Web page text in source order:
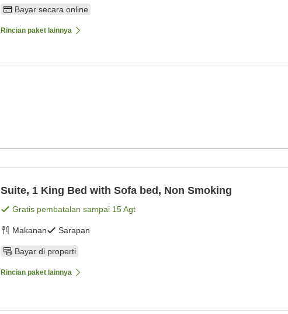
Bayar secara online
Rincian paket lainnya
Suite, 1 King Bed with Sofa bed, Non Smoking
Gratis pembatalan sampai 15 Agt
Makanan Sarapan
Bayar di properti
Rincian paket lainnya